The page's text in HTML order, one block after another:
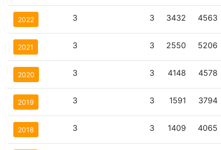
2022 3 3 3432 4563
2021 3 3 2550 5206
2020 3 3 4148 4578
2019 3 3 1591 3794
2018 3 3 1409 4065